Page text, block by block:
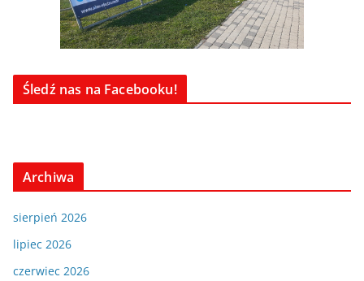
Śledź nas na Facebooku!
Archiwa
sierpień 2026
lipiec 2026
czerwiec 2026